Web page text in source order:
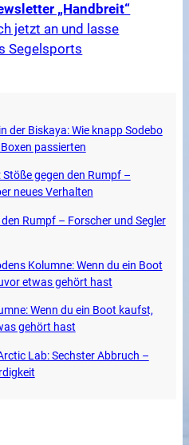
„Handbreit“
jetzt an und lasse
Segelsports
der Biskaya: Wie knapp Sodebo
passierten
Stöße gegen den Rumpf –
neues Verhalten
Rumpf – Forscher und Segler
Kolumne: Wenn du ein Boot
etwas gehört hast
Wenn du ein Boot kaufst,
gehört hast
Lab: Sechster Abbruch –